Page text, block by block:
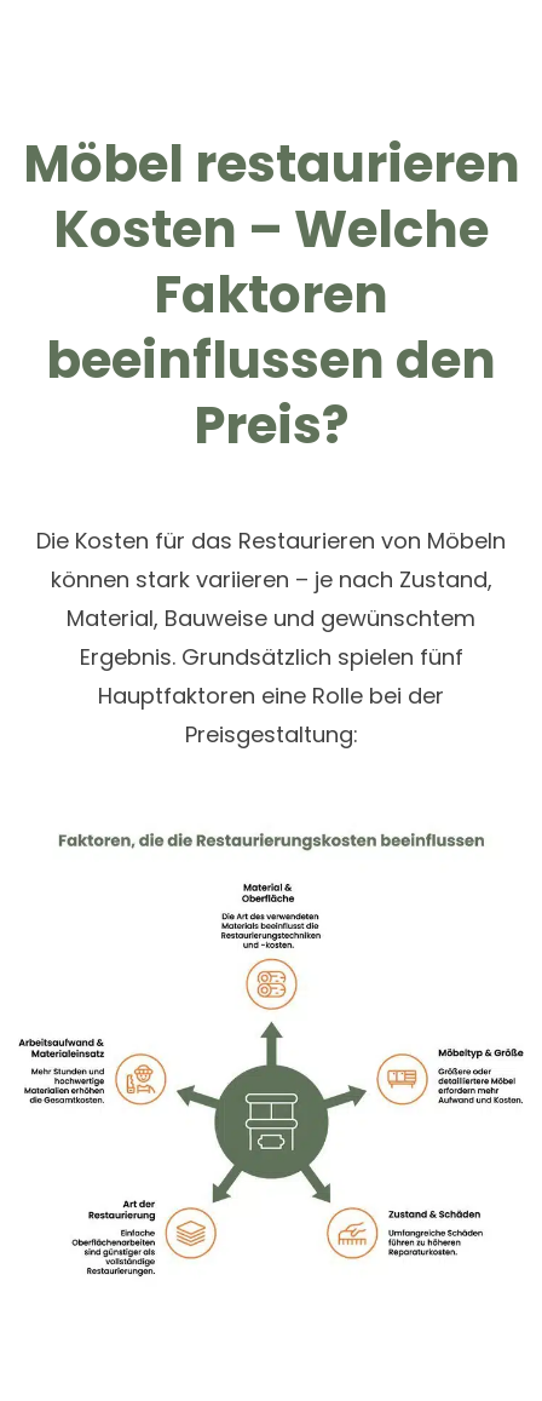
Möbel restaurieren
Kosten – Welche
Faktoren
beeinflussen den
Preis?
Die Kosten für das Restaurieren von Möbeln
können stark variieren – je nach Zustand,
Material, Bauweise und gewünschtem
Ergebnis. Grundsätzlich spielen fünf
Hauptfaktoren eine Rolle bei der
Preisgestaltung: